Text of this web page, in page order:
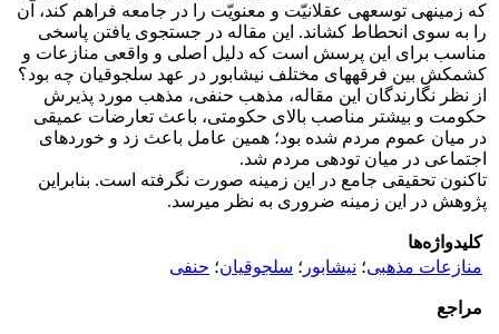
که زمینه­ی توسعه­ی عقلانیّت و معنویّت را در جامعه فراهم کند، آن
را به سوی انحطاط کشاند. این مقاله در جستجوی یافتن پاسخی
مناسب برای این پرسش است که دلیل اصلی و واقعی منازعات و
کشمکش بین فرقه­های مختلف نیشابور در عهد سلجوقیان چه بود؟
از نظر نگارندگان این مقاله، مذهب حنفی، مذهب مورد پذیرش
حکومت و بیش­تر مناصب بالای حکومتی، باعث تعارضات عمیقی
در میان عموم مردم شده بود؛ همین عامل باعث زد و خوردهای
اجتماعی در میان توده­ی مردم شد.
تاکنون تحقیقی جامع در این زمینه صورت نگرفته است. بنابراین
پژوهش در این زمینه ضروری به نظر می­رسد.
کلیدواژه‌ها
منازعات مذهبی؛ نیشابور ؛ سلجوقیان؛ حنفی
مراجع